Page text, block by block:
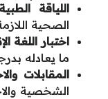
اللياقة الطبية
الصحية
اختبار اللغة
ما يعادله
المقابلات
الشخصية